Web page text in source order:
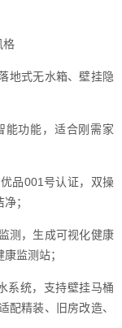
格
地式无水箱、壁挂隐
能功能，适合刚需家
品001号认证，双操
；
测，生成可视化健康
监测站；
系统，支持壁挂马桶
配精装、旧房改造、